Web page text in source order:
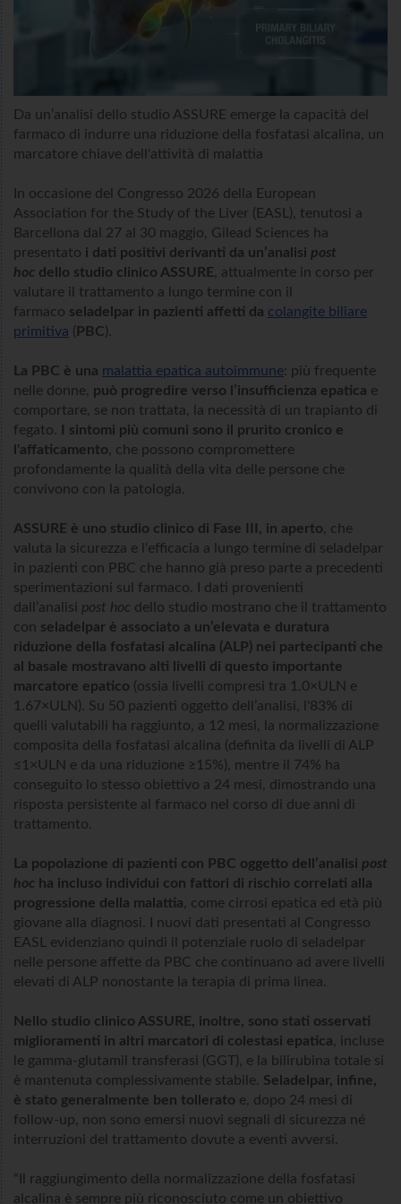
Da un’analisi dello studio ASSURE emerge la capacità del
farmaco di indurre una riduzione della fosfatasi alcalina, un
marcatore chiave dell'attività di malattia
In occasione del Congresso 2026 della European
Association for the Study of the Liver (EASL), tenutosi a
Barcellona dal 27 al 30 maggio, Gilead Sciences ha
presentato i dati positivi derivanti da un’analisi post
hoc dello studio clinico ASSURE , attualmente in corso per
valutare il trattamento a lungo termine con il
farmaco seladelpar in pazienti affetti da colangite biliare
primitiva ( PBC).
La PBC è una malattia epatica autoimmune: più frequente
nelle donne, può progredire verso l’insufficienza epatica e
comportare, se non trattata, la necessità di un trapianto di
fegato.
I sintomi più comuni sono il prurito cronico e
l'affaticamento , che possono compromettere
profondamente la qualità della vita delle persone che
convivono con la patologia.
ASSURE è uno studio clinico di Fase III, in aperto , che
valuta la sicurezza e l'efficacia a lungo termine di seladelpar
in pazienti con PBC che hanno già preso parte a precedenti
sperimentazioni sul farmaco. I dati provenienti
dall’analisi post hoc dello studio mostrano che il trattamento
con seladelpar è associato a un’elevata e duratura
riduzione della fosfatasi alcalina (ALP) nei partecipanti che
al basale mostravano alti livelli di questo importante
marcatore epatico (ossia livelli compresi tra 1.0×ULN e
1.67×ULN). Su 50 pazienti oggetto dell’analisi, l'83% di
quelli valutabili ha raggiunto, a 12 mesi, la normalizzazione
composita della fosfatasi alcalina (definita da livelli di ALP
≤1×ULN e da una riduzione ≥15%), mentre il 74% ha
conseguito lo stesso obiettivo a 24 mesi, dimostrando una
risposta persistente al farmaco nel corso di due anni di
trattamento.
La popolazione di pazienti con PBC oggetto dell’analisi post
hoc ha incluso individui con fattori di rischio correlati alla
progressione della malattia , come cirrosi epatica ed età più
giovane alla diagnosi. I nuovi dati presentati al Congresso
EASL evidenziano quindi il potenziale ruolo di seladelpar
nelle persone affette da PBC che continuano ad avere livelli
elevati di ALP nonostante la terapia di prima linea.
Nello studio clinico ASSURE, inoltre, sono stati osservati
miglioramenti in altri marcatori di colestasi epatica , incluse
le gamma-glutamil transferasi (GGT), e la bilirubina totale si
è mantenuta complessivamente stabile. Seladelpar, infine,
è stato generalmente ben tollerato e, dopo 24 mesi di
follow-up, non sono emersi nuovi segnali di sicurezza né
interruzioni del trattamento dovute a eventi avversi.
“Il raggiungimento della normalizzazione della fosfatasi
alcalina è sempre più riconosciuto come un obiettivo